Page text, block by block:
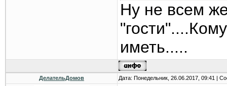
Ну не всем
иметь.....
ДелательДомов Дата: Понедельник, 26.06.2017, 09:41 |